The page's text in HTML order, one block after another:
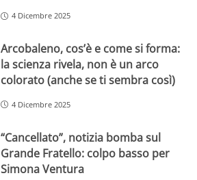
4 Dicembre 2025
Arcobaleno, cos’è e come si forma:
la scienza rivela, non è un arco
colorato (anche se ti sembra così)
4 Dicembre 2025
“Cancellato”, notizia bomba sul
Grande Fratello: colpo basso per
Simona Ventura